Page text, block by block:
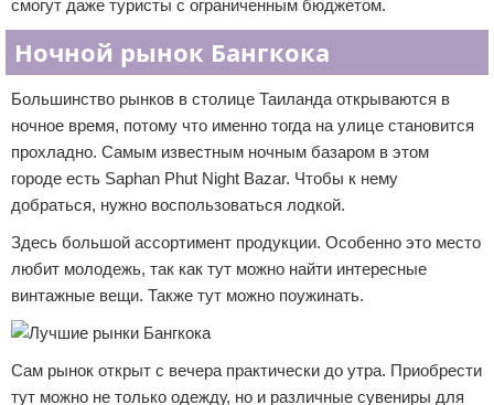
смогут даже туристы с ограниченным бюджетом.
Ночной рынок Бангкока
Большинство рынков в столице Таиланда открываются в
ночное время, потому что именно тогда на улице становится
прохладно. Самым известным ночным базаром в этом
городе есть Saphan Phut Night Bazar. Чтобы к нему
добраться, нужно воспользоваться лодкой.
Здесь большой ассортимент продукции. Особенно это место
любит молодежь, так как тут можно найти интересные
винтажные вещи. Также тут можно поужинать.
Сам рынок открыт с вечера практически до утра. Приобрести
тут можно не только одежду, но и различные сувениры для